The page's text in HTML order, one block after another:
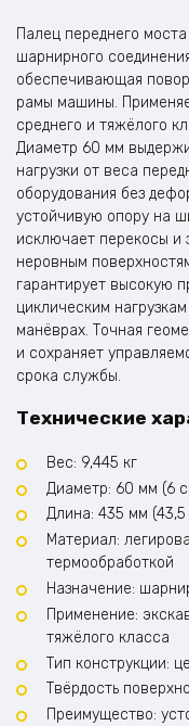
Палец переднего
шарнирного
обеспечивающая
рамы машины.
среднего и тяжёлого
Диаметр 60 мм
нагрузки от веса
оборудования без
устойчивую опору на
исключает перекосы и
неровным
гарантирует высокую
циклическим
манёврах. Точная
и сохраняет
срока службы.
Технические
Вес: 9,445 кг
Диаметр: 60 мм (6
Длина: 435 мм
Материал:
термообработкой
Назначение:
Применение:
тяжёлого класса
Тип конструкции:
Твёрдость
Преимущество: